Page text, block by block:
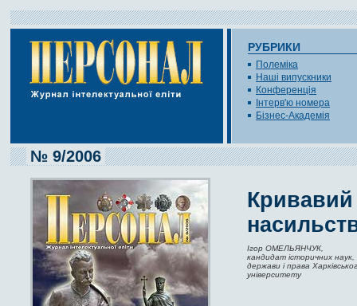
РУБРИКИ
Полеміка
Наші випускники
Конференція
Інтерв'ю номера
Бізнес-Академія
№ 9/2006
Кривавий
Ігор ОМЕЛЬЯНЧУК,
кандидат історичних наук,
держави і права
університету